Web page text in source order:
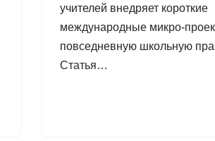
учителей внедряет короткие
международные микро-
повседневную школьную
Статья…